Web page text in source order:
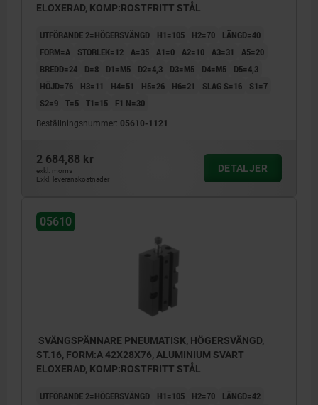
ELOXERAD, KOMP:ROSTFRITT STÅL
UTFÖRANDE 2=HÖGERSVÄNGD H1=105 H2=70
LÄNGD=40
FORM=A
STORLEK=12 A=35 A1=0 A2=10 A3=31
A5=20
BREDD=24
D=8 D1=M5 D2=4,3 D3=M5 D4=M5
D5=4,3
HÖJD=76
H3=11 H4=51 H5=26 H6=21 SLAG S=16
S1=7
S2=9 T=5 T1=15 F1 N=30
Beställningsnummer: 05610-1121
2 684,88 kr
exkl. moms
Exkl. leveranskostnader
DETALJER
05610
SVÄNGSPÄNNARE PNEUMATISK, HÖGERSVÄNGD,
ST.16, FORM:A 42X28X76, ALUMINIUM SVART
ELOXERAD, KOMP:ROSTFRITT STÅL
UTFÖRANDE 2=HÖGERSVÄNGD H1=105 H2=70
LÄNGD=42